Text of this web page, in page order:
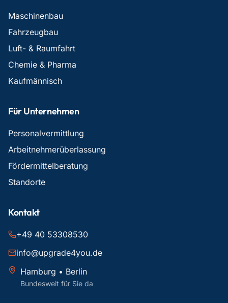
Maschinenbau
Fahrzeugbau
Luft- & Raumfahrt
Chemie & Pharma
Kaufmännisch
Für Unternehmen
Personalvermittlung
Arbeitnehmerüberlassung
Fördermittelberatung
Standorte
Kontakt
+49 40 53308530
info@upgrade4you.de
Hamburg • Berlin
Bundesweit für Sie da